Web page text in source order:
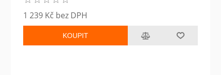
1 239 Kč bez DPH
KOUPIT